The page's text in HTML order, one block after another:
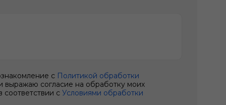
с Политикой обработки
выражаю согласие на обработку моих
соответствии с Условиями обработки